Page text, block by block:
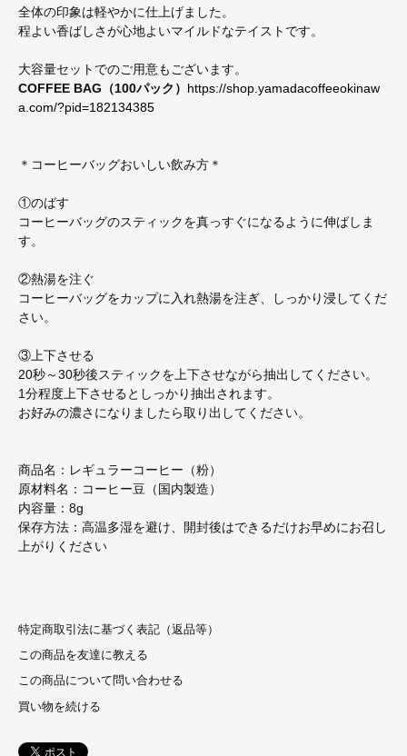
全体の印象は軽やかに仕上げました。
程よい香ばしさが心地よいマイルドなテイストです。
大容量セットでのご用意もございます。
COFFEE BAG（100パック） https://shop.yamadacoffeeokinaw
a.com/?pid=182134385
＊コーヒーバッグおいしい飲み方＊
①のばす
コーヒーバッグのスティックを真っすぐになるように伸ばしま
す。
②熱湯を注ぐ
コーヒーバッグをカップに入れ熱湯を注ぎ、しっかり浸してくだ
さい。
③上下させる
20秒～30秒後スティックを上下させながら抽出してください。
1分程度上下させるとしっかり抽出されます。
お好みの濃さになりましたら取り出してください。
商品名：レギュラーコーヒー（粉）
原材料名：コーヒー豆（国内製造）
内容量：8g
保存方法：高温多湿を避け、開封後はできるだけお早めにお召し
上がりください
特定商取引法に基づく表記（返品等）
この商品を友達に教える
この商品について問い合わせる
買い物を続ける